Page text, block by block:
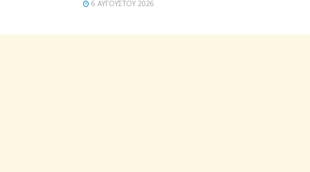
6 ΑΥΓΟΎΣΤΟΥ 2026